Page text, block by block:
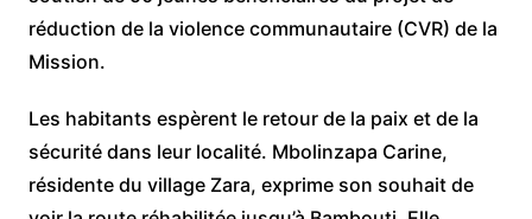
réduction de la violence communautaire (CVR) de la
Mission.
Les habitants espèrent le retour de la paix et de la
sécurité dans leur localité. Mbolinzapa Carine,
résidente du village Zara, exprime son souhait de